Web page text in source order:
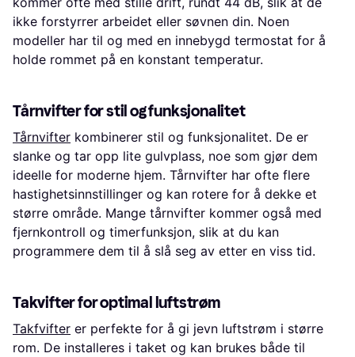
ikke forstyrrer arbeidet eller søvnen din. Noen
modeller har til og med en innebygd termostat for å
holde rommet på en konstant temperatur.
Tårnvifter for stil og funksjonalitet
Tårnvifter kombinerer stil og funksjonalitet. De er
slanke og tar opp lite gulvplass, noe som gjør dem
ideelle for moderne hjem. Tårnvifter har ofte flere
hastighetsinnstillinger og kan rotere for å dekke et
større område. Mange tårnvifter kommer også med
fjernkontroll og timerfunksjon, slik at du kan
programmere dem til å slå seg av etter en viss tid.
Takvifter for optimal luftstrøm
Takfvifter er perfekte for å gi jevn luftstrøm i større
rom. De installeres i taket og kan brukes både til